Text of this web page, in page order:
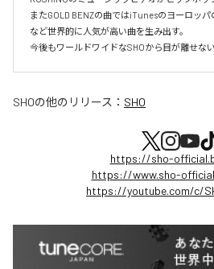
またGOLD BENZの曲ではiTunesのヨーロッ
など世界的に人気が高い曲を生み出す。
今後もワールドワイドなSHOから目が離せない
SHOの他のリリース： SHO
https://sho-
https://www.sho-
https://youtube.com/c/